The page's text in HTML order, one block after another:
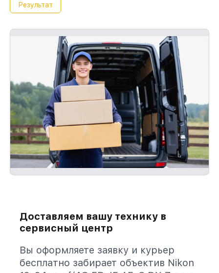
Результат
Доставляем вашу технику в
сервисный центр
Вы оформляете заявку и курьер
бесплатно забирает объектив Nikon